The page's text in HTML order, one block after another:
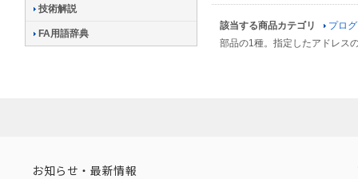
該当する商品カテゴリ
プロ
部品の1種。指定したアドレス
技術解説
FA用語辞典
お知らせ・最新情報